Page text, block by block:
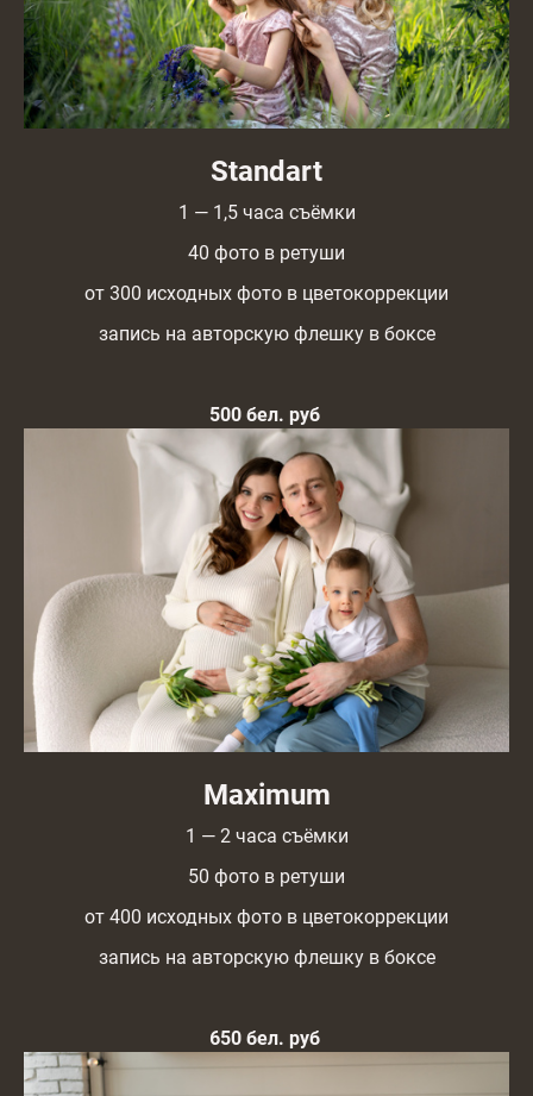
Standart
1 — 1,5 часа съёмки
40 фото в ретуши
от 300 исходных фото в цветокоррекции
запись на авторскую флешку в боксе
500 бел. руб
Maximum
1 — 2 часа съёмки
50 фото в ретуши
от 400 исходных фото в цветокоррекции
запись на авторскую флешку в боксе
650 бел. руб